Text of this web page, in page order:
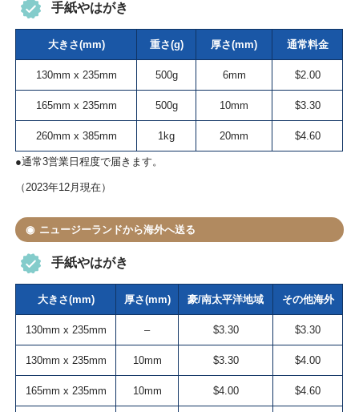
手紙やはがき
大きさ(mm) 重さ(g) 厚さ(mm) 通常料金
130mm x 235mm 500g 6mm $2.00
165mm x 235mm 500g 10mm $3.30
260mm x 385mm 1kg 20mm $4.60
●通常3営業日程度で届きます。
（2023年12月現在）
ニュージーランドから海外へ送る
手紙やはがき
大きさ(mm) 厚さ(mm) 豪/南太平洋地域 その他海外
130mm x 235mm – $3.30 $3.30
130mm x 235mm 10mm $3.30 $4.00
165mm x 235mm 10mm $4.00 $4.60